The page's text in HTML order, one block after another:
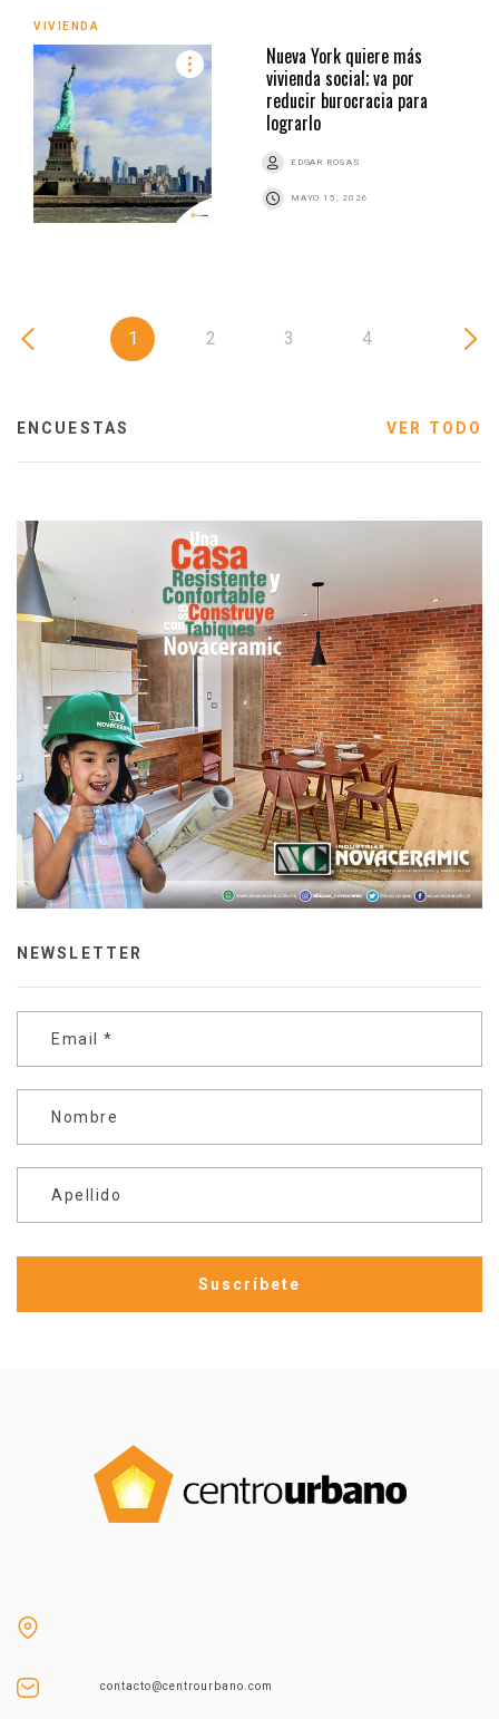
VIVIENDA
Nueva York quiere más
vivienda social; va por
reducir burocracia para
lograrlo
EDGAR ROSAS
MAYO 15, 2026
1 2 3 4
ENCUESTAS VER TODO
NEWSLETTER
Email *
Nombre
Apellido
contacto@centrourbano.com